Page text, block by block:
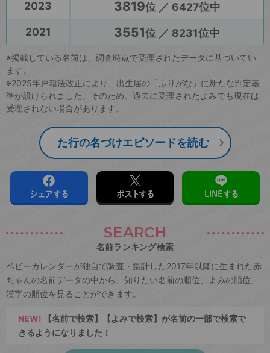
2023 3819位 ／ 6427位中
2021
3551位 ／ 8231位中
※掲載している名前は、調査時点で受理されたデータに基づいてい
ます。
※2025年戸籍法改正により、出生届の「ふりがな」に新たな判定基
準が設けられました。そのため、過去に受理されたよみでも現在は
受理されない場合があります。
た行の名づけエピソードを読む
シェアする ポストする LINEする
SEARCH
名前ランキング検索
ベビーカレンダーが独自で調査・集計した2017年以降に生まれた赤
ちゃんの名前データの中から、知りたい名前の順位、よみの順位、
漢字の順位を見ることができます。
NEW! 【名前で検索】【よみで検索】が名前の一部で検索で
きるようになりました！